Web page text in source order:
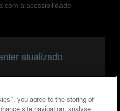
com a acessibilidade
atualizado
you agree to the storing of